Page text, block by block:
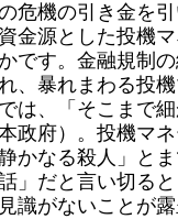
危機の引き金を
金源とした投機
です。金融規制
、暴れまわる投
は、「そこまで
本政府）。投機マ
かなる殺人」と
」だと言い切る
識がないことが